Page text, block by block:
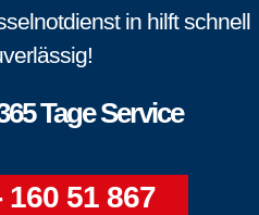
in hilft schnell
Tage Service
51 867